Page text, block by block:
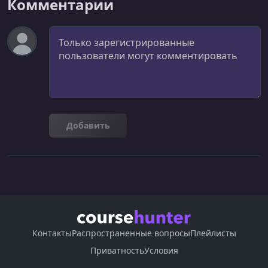
Демистифицируем машинное обучение – из
разработчика в ML-инженеры
УРОК 22.
Мастер-класс: Пишем рекомендательную систему
ML в JVM
ML-пайплайны
Когда не надо использовать ML
УРОК 27. 00:46:09
Генерация тестов для Spring: из чего же, из чего же
Комментарии
Комментарий
Добавить
КонтактыРаспространенные вопросыПлейлисты
ПриватностьУсловия